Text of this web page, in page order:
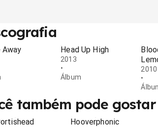
Away Head Up High
2013
•
Álbum
2010
•
também pode gostar
Hooverphonic